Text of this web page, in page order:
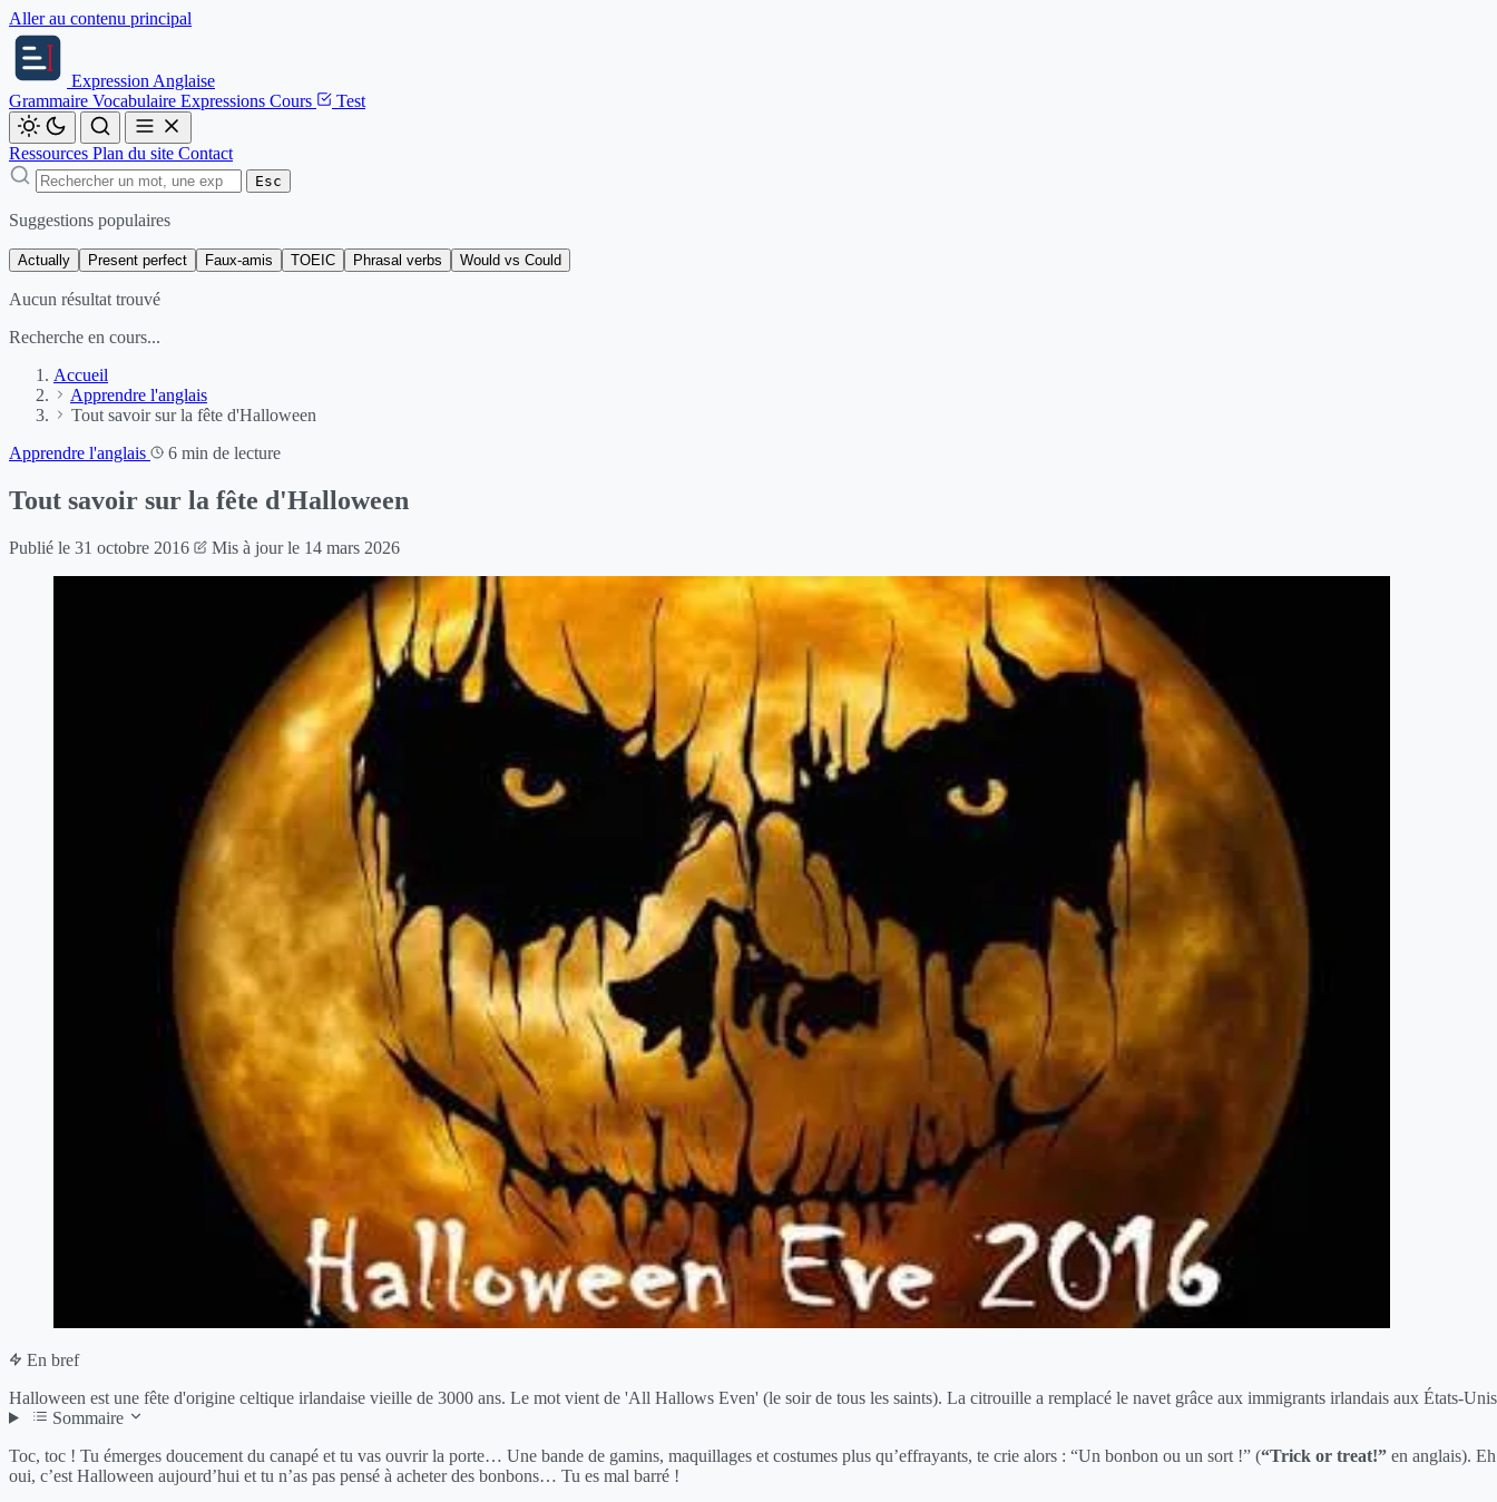
Aller au contenu principal
Expression Anglaise
Grammaire Vocabulaire Expressions Cours Test
Ressources Plan du site Contact
Esc
Suggestions populaires
Actually Present perfect Faux-amis TOEIC Phrasal verbs Would vs Could
Aucun résultat trouvé
Recherche en cours...
Accueil
Apprendre l'anglais
Tout savoir sur la fête d'Halloween
Apprendre l'anglais
6 min de lecture
Tout savoir sur la fête d'Halloween
Publié le 31 octobre 2016 Mis à jour le 14 mars 2026
En bref
Halloween est une fête d'origine celtique irlandaise vieille de 3000 ans. Le mot vient de 'All Hallows Even' (le soir de tous les saints). La citrouille a remplacé le navet grâce aux immigrants irlandais aux États-
Sommaire
Toc, toc ! Tu émerges doucement du canapé et tu vas ouvrir la porte… Une bande de gamins, maquillages et costumes plus qu’effrayants, te crie alors : “Un bonbon ou un sort !” (“Trick or treat!” en anglais). Eh
oui, c’est Halloween aujourd’hui et tu n’as pas pensé à acheter des bonbons… Tu es mal barré !